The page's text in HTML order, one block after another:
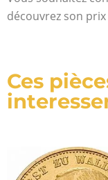
découvrez son prix
Ces